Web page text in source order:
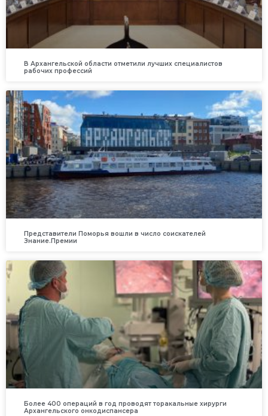
В Архангельской области отметили лучших специалистов
рабочих профессий
Представители Поморья вошли в число соискателей
Знание.Премии
Более 400 операций в год проводят торакальные хирурги
Архангельского онкодиспансера